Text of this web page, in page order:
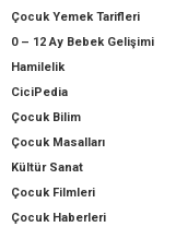
Çocuk Yemek Tarifleri
0 – 12 Ay Bebek Gelişimi
Hamilelik
CiciPedia
Çocuk Bilim
Çocuk Masalları
Kültür Sanat
Çocuk Filmleri
Çocuk Haberleri